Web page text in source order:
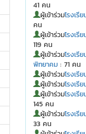
41 คน
ผู้เข้าร่วมโรงเรี
คน
ผู้เข้าร่วมโรงเรี
119 คน
ผู้เข้าร่วมโรงเรี
พิทยาคม: 71 คน
ผู้เข้าร่วมโรงเรี
ผู้เข้าร่วมโรงเรี
ผู้เข้าร่วมโรงเรี
145 คน
ผู้เข้าร่วมโรงเรี
33 คน